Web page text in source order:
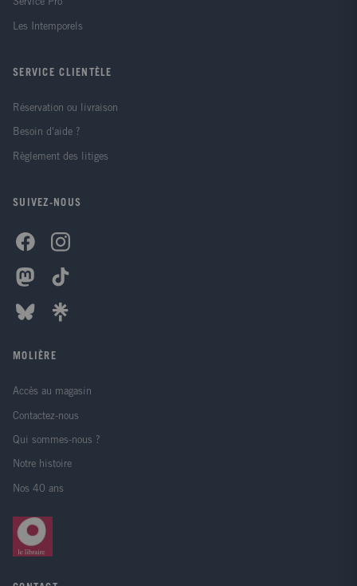
Service Pro
Les Intemporels
SERVICE CLIENTÈLE
Réservation ou livraison
Besoin d'aide ?
Règlement des litiges
SUIVEZ-NOUS
MOLIÈRE
Accès au magasin
Contactez-nous
Qui sommes-nous ?
Notre histoire
Nos 40 ans